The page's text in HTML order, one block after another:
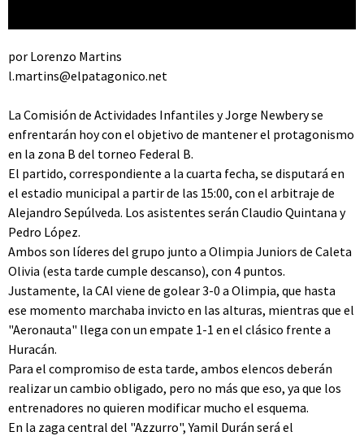
por Lorenzo Martins
l.martins@elpatagonico.net
La Comisión de Actividades Infantiles y Jorge Newbery se
enfrentarán hoy con el objetivo de mantener el protagonismo
en la zona B del torneo Federal B.
El partido, correspondiente a la cuarta fecha, se disputará en
el estadio municipal a partir de las 15:00, con el arbitraje de
Alejandro Sepúlveda. Los asistentes serán Claudio Quintana y
Pedro López.
Ambos son líderes del grupo junto a Olimpia Juniors de Caleta
Olivia (esta tarde cumple descanso), con 4 puntos.
Justamente, la CAI viene de golear 3-0 a Olimpia, que hasta
ese momento marchaba invicto en las alturas, mientras que el
"Aeronauta" llega con un empate 1-1 en el clásico frente a
Huracán.
Para el compromiso de esta tarde, ambos elencos deberán
realizar un cambio obligado, pero no más que eso, ya que los
entrenadores no quieren modificar mucho el esquema.
En la zaga central del "Azzurro", Yamil Durán será el